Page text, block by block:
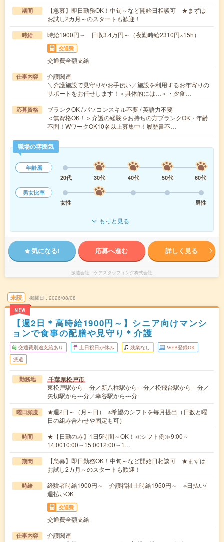
期間
【急募】即日勤務OK！中旬～など開始日相談可 ★まずは
お試し2カ月～のスタートも歓迎！
時給 時給1900円～ 日収3.4万円～（夜勤時給2310円×15h）
交通費
交通費全額支給
仕事内容
介護関連
＼介護施設で見守りやお手伝い／施設を利用するお年寄りの
サポートをお任せします！＜具体的には…＞・夕食…
応募資格
ブランクOK / パソコンスキル不要 / 英語力不要
＜無資格OK！＞介護の経験をお持ちの方ブランクOK・年齢
不問！WワークOK10名以上募集中！履歴書不…
職場の雰囲気
年齢層
20代
30代 40代 50代
60代
男女比率
女性
男性
もっと見る
気になる! 応募へ進む 詳しく見る
派遣会社 ケアスタッフィング株式会社
未読
NEW
掲載日 2026/08/08
【週2日＊高時給1900円～】シニア向けマンシ
ョンで食事の配膳や見守り＊介護
交通費別途支給あり 土日祝日が休み 残業なし WEB登録OK
派遣
勤務地 千葉県松戸市
東松戸駅から---分／新八柱駅から---分／松飛台駅から---分／
矢切駅から---分／幸谷駅から---分
曜日頻度
★週2日～（月～日） ※希望のシフトを毎月提出（日数と曜
日の組み合わせや固定も可）
時間
★【日勤のみ】1日5時間～OK！≪シフト例≫9:00～
14:0010:00～15:0012:00～1…
期間
【急募】即日勤務OK！中旬～など開始日相談可 ★まずは
お試し2カ月～のスタートも歓迎！
時給
経験者時給1900円～ 介護福祉士時給1950円～ ※日払い/
週払いOK
交通費
交通費全額支給
仕事内容
介護関連